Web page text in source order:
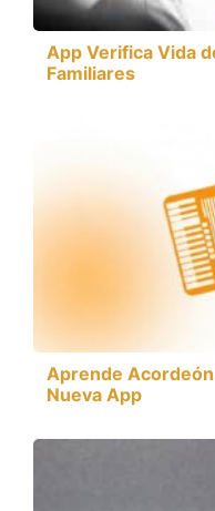
App Verifica Vida
Familiares
Aprende
Nueva App